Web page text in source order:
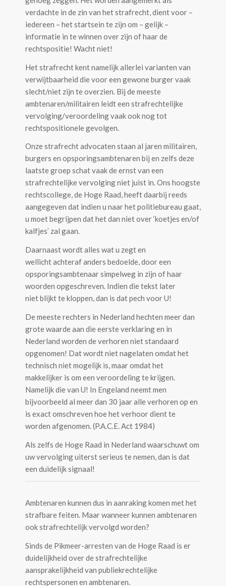
verdachte in de zin van het strafrecht, dient voor –
iedereen – het startsein te zijn om – gelijk –
informatie in te winnen over zijn of haar de
rechtspositie! Wacht niet!
Het strafrecht kent namelijk allerlei varianten van
verwijtbaarheid die voor een gewone burger vaak
slecht/niet zijn te overzien. Bij de meeste
ambtenaren/militairen leidt een strafrechtelijke
vervolging/veroordeling vaak ook nog tot
rechtspositionele gevolgen.
Onze strafrecht advocaten staan al jaren militairen,
burgers en opsporingsambtenaren bij en zelfs deze
laatste groep schat vaak de ernst van een
strafrechtelijke vervolging niet juist in. Ons hoogste
rechtscollege, de Hoge Raad, heeft daarbij reeds
aangegeven dat indien u naar het politiebureau gaat,
u moet begrijpen dat het dan niet over ‘koetjes en/of
kalfjes’ zal gaan.
Daarnaast wordt alles wat u zegt en
wellicht achteraf anders bedoelde, door een
opsporingsambtenaar simpelweg in zijn of haar
woorden opgeschreven. Indien die tekst later
niet blijkt te kloppen, dan is dat pech voor U!
De meeste rechters in Nederland hechten meer dan
grote waarde aan die eerste verklaring en in
Nederland worden de verhoren niet standaard
opgenomen! Dat wordt niet nagelaten omdat het
technisch niet mogelijk is, maar omdat het
makkelijker is om een veroordeling te krijgen.
Namelijk die van U! In Engeland neemt men
bijvoorbeeld al meer dan 30 jaar alle verhoren op en
is exact omschreven hoe het verhoor dient te
worden afgenomen. (P.A.C.E. Act 1984)
Als zelfs de Hoge Raad in Nederland waarschuwt om
uw vervolging uiterst serieus te nemen, dan is dat
een duidelijk signaal!
Ambtenaren kunnen dus in aanraking komen met het
strafbare feiten. Maar wanneer kunnen ambtenaren
ook strafrechtelijk vervolgd worden?
Sinds de Pikmeer-arresten van de Hoge Raad is er
duidelijkheid over de strafrechtelijke
aansprakelijkheid van publiekrechtelijke
rechtspersonen en ambtenaren.